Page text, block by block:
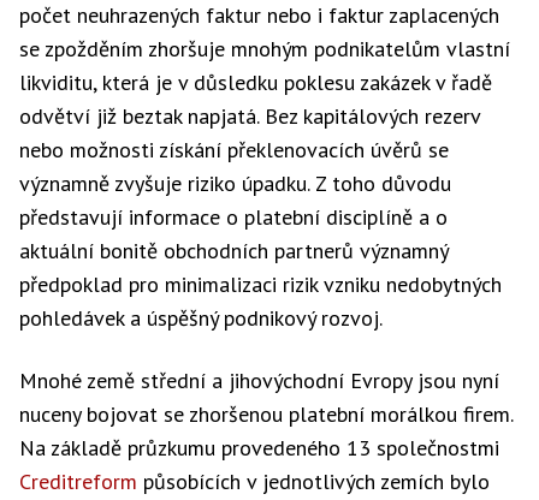
počet neuhrazených faktur nebo i faktur zaplacených
se zpožděním zhoršuje mnohým podnikatelům vlastní
likviditu, která je v důsledku poklesu zakázek v řadě
odvětví již beztak napjatá. Bez kapitálových rezerv
nebo možnosti získání překlenovacích úvěrů se
významně zvyšuje riziko úpadku. Z toho důvodu
představují informace o platební disciplíně a o
aktuální bonitě obchodních partnerů významný
předpoklad pro minimalizaci rizik vzniku nedobytných
pohledávek a úspěšný podnikový rozvoj.
Mnohé země střední a jihovýchodní Evropy jsou nyní
nuceny bojovat se zhoršenou platební morálkou firem.
Na základě průzkumu provedeného 13 společnostmi
Creditreform působících v jednotlivých zemích bylo